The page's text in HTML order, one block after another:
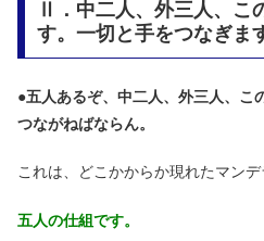
Ⅱ．中二人、外三人、
す。一切と手をつなぎま
●五人あるぞ、中二人、外三人、こ
つながねばならん。
これは、どこかからか現れたマンデ
五人の仕組です。